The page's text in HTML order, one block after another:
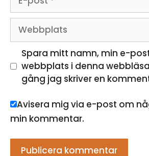
post
Webbplats
Spara mitt namn, min e-
webbplats i denna
gång jag skriver en
Avisera mig via e-post om
min kommentar.